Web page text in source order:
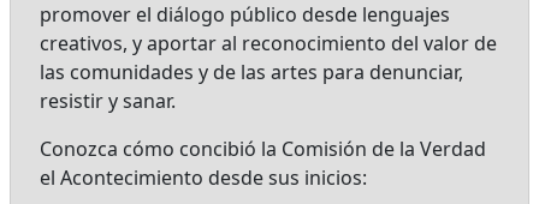
promover el diálogo público desde lenguajes
creativos, y aportar al reconocimiento del valor de
las comunidades y de las artes para denunciar,
resistir y sanar.
Conozca cómo concibió la Comisión de la Verdad
el Acontecimiento desde sus inicios: